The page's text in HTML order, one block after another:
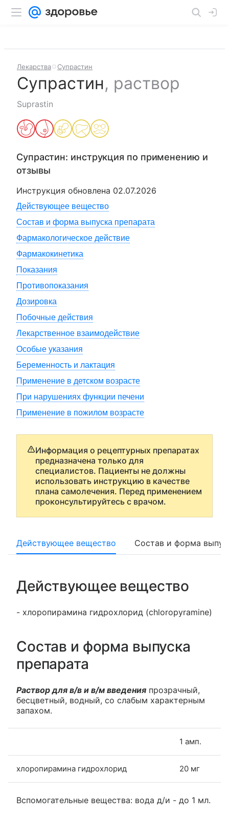
Лекарства Супрастин
Супрастин, раствор
Suprastin
Супрастин: инструкция по применению и
отзывы
Инструкция обновлена 02.07.2026
Действующее вещество
Состав и форма выпуска препарата
Фармакологическое действие
Фармакокинетика
Показания
Противопоказания
Дозировка
Побочные действия
Лекарственное взаимодействие
Особые указания
Беременность и лактация
Применение в детском возрасте
При нарушениях функции печени
Применение в пожилом возрасте
Информация о рецептурных препаратах
предназначена только для
специалистов. Пациенты не должны
использовать инструкцию в качестве
плана самолечения. Перед применением
проконсультируйтесь с врачом.
Действующее вещество Состав и форма
Действующее вещество
- хлоропирамина гидрохлорид (chloropyramine)
Состав и форма выпуска
препарата
Раствор для в/в и в/м введения прозрачный,
бесцветный, водный, со слабым характерным
запахом.
1 амп.
хлоропирамина гидрохлорид 20 мг
Вспомогательные вещества: вода д/и - до 1 мл.